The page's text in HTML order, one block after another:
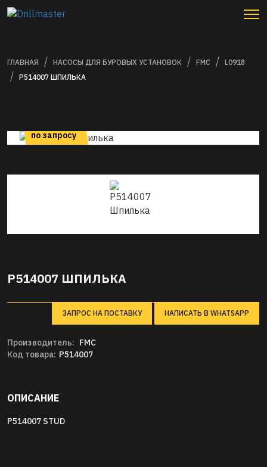
ГЛАВНАЯ НАСОСЫ ДЛЯ БУРОВЫХ УСТАНОВОК FMC
L0918
P514007 ШПИЛЬКА
P514007 ШПИЛЬКА
ЗАПРОС НА ПОСТАВКУ НАПИСАТЬ В WHATSAPP
Производитель: FMC
Код товара: P514007
ОПИСАНИЕ
P514007 STUD
по запросу